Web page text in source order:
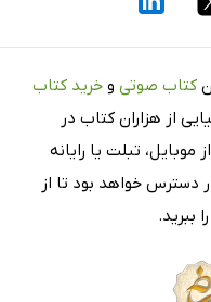
کتاب صوتی و خرید کتاب
از هزاران کتاب در
تبلت یا رایانه
دسترس خواهد بود تا از
ببرید.